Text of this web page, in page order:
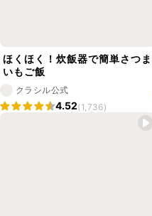
ほくほく！炊飯器で簡単さつま
いもご飯
クラシル公式
4.52(1,736)